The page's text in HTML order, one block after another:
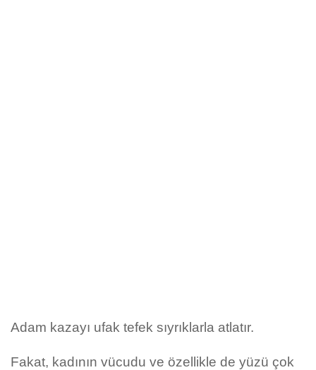
Adam kazayı ufak tefek sıyrıklarla atlatır.
Fakat, kadının vücudu ve özellikle de yüzü çok